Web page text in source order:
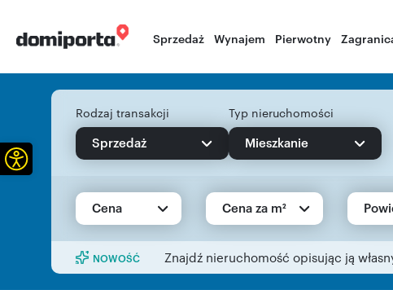
Sprzedaż Wynajem Pierwotny
Rodzaj transakcji
Sprzedaż
Typ nieruchomości
Mieszkanie
Cena Cena za m²
NOWOŚĆ Znajdź nieruchomość opisując ją
Otwórz pasek narzędzi